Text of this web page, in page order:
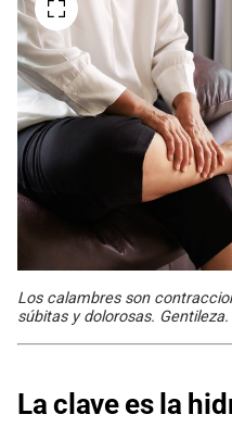
Los calambres son
súbitas y dolorosas. Gentileza.
La clave es la